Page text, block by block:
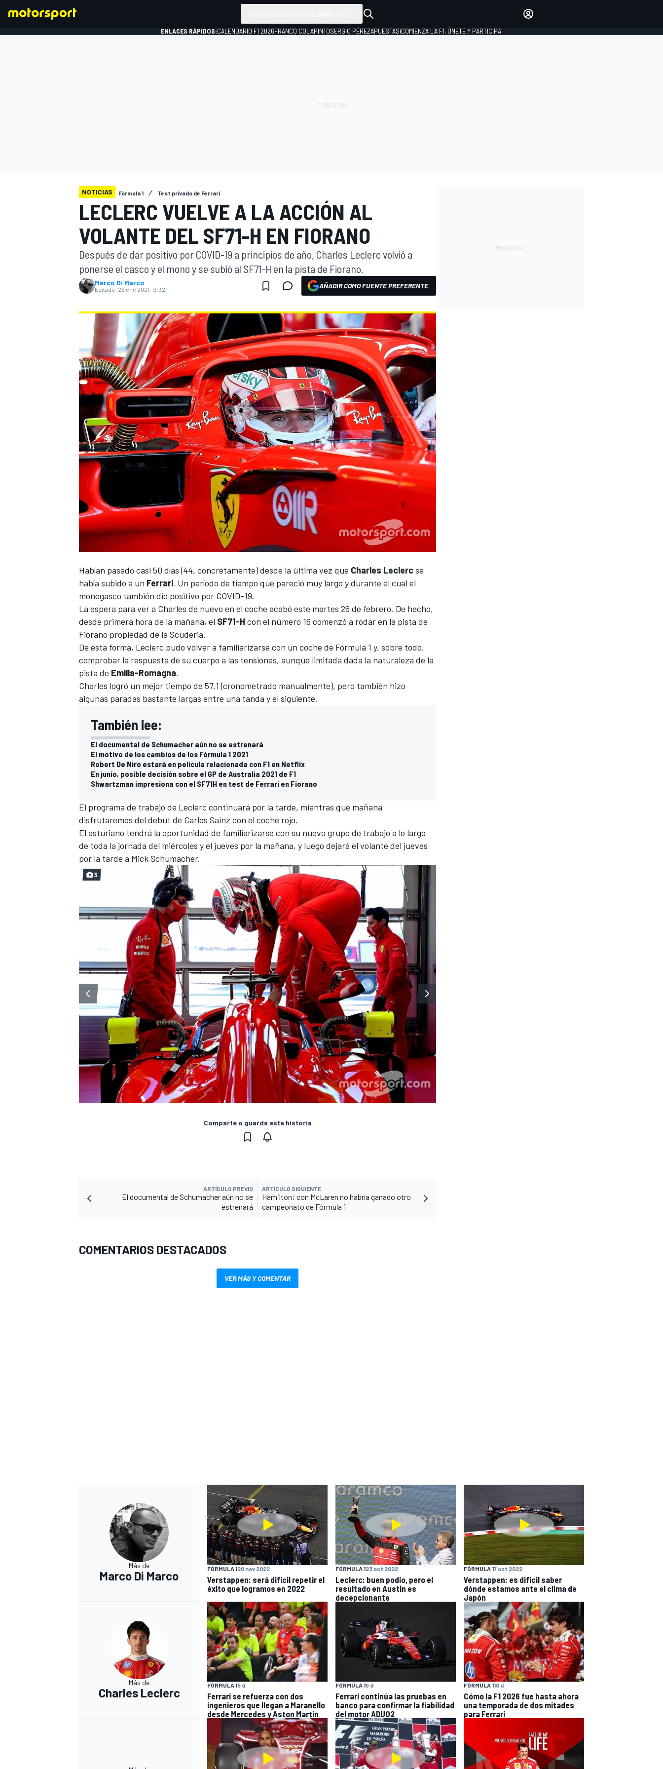
INDYCAR
MOTOGP
NASCAR CUP
FÓRMULA E
WRC
MÁS CATEGORÍAS
INICIAR SESIÓN
ENLACES RÁPIDOS:CALENDARIO F1 2026FRANCO COLAPINTOSERGIO PÉREZAPUESTAS¡COMIENZA LA F1, ÚNETE Y PARTICIPA!
NOTICIAS Fórmula 1 Test privado de Ferrari
LECLERC VUELVE A LA ACCIÓN AL
VOLANTE DEL SF71-H EN FIORANO
Después de dar positivo por COVID-19 a principios de año, Charles Leclerc volvió a
ponerse el casco y el mono y se subió al SF71-H en la pista de Fiorano.
Marco Di Marco
Editado: 26 ene 2021, 13:32 AÑADIR COMO FUENTE PREFERENTE
Habían pasado casi 50 días (44, concretamente) desde la última vez que Charles Leclercse
había subido a un Ferrari. Un período de tiempo que pareció muy largo y durante el cual el
monegasco también dio positivo por COVID-19.
La espera para ver a Charles de nuevo en el coche acabó este martes 26 de febrero. De hecho,
desde primera hora de la mañana, el SF71-H con el número 16 comenzó a rodar en la pista de
Fiorano propiedad de la Scuderia.
De esta forma, Leclerc pudo volver a familiarizarse con un coche de Fórmula 1 y, sobre todo,
comprobar la respuesta de su cuerpo a las tensiones, aunque limitada dada la naturaleza de la
pista de Emilia-Romagna.
Charles logró un mejor tiempo de 57.1 (cronometrado manualmente), pero también hizo
algunas paradas bastante largas entre una tanda y el siguiente.
También lee:
El documental de Schumacher aún no se estrenará
El motivo de los cambios de los Fórmula 1 2021
Robert De Niro estará en película relacionada con F1 en Netflix
En junio, posible decisión sobre el GP de Australia 2021 de F1
Shwartzman impresiona con el SF71H en test de Ferrari en Fiorano
El programa de trabajo de Leclerc continuará por la tarde, mientras que mañana
disfrutaremos del debut de Carlos Sainz con el coche rojo.
El asturiano tendrá la oportunidad de familiarizarse con su nuevo grupo de trabajo a lo largo
de toda la jornada del miércoles y el jueves por la mañana, y luego dejará el volante del jueves
por la tarde a Mick Schumacher.
3
Comparte o guarda esta historia
ARTÍCULO PREVIO
El documental de Schumacher aún no se
estrenará
ARTÍCULO SIGUIENTE
Hamilton: con McLaren no habría ganado otro
campeonato de Fórmula 1
COMENTARIOS DESTACADOS
VER MÁS Y COMENTAR
Más de
Marco Di Marco
FÓRMULA 120 nov 2022
Verstappen: será difícil repetir el
éxito que logramos en 2022
FÓRMULA 123 oct 2022
Leclerc: buen podio, pero el
resultado en Austin es
decepcionante
FÓRMULA 17 oct 2022
Verstappen: es difícil saber
dónde estamos ante el clima de
Japón
Más de
Charles Leclerc
FÓRMULA 15 d
Ferrari se refuerza con dos
ingenieros que llegan a Maranello
desde Mercedes y Aston Martin
FÓRMULA 19 d
Ferrari continúa las pruebas en
banco para confirmar la fiabilidad
del motor ADUO2
FÓRMULA 110 d
Cómo la F1 2026 fue hasta ahora
una temporada de dos mitades
para Ferrari